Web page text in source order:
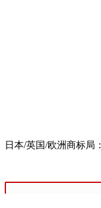
日本/英国/欧洲商标局：